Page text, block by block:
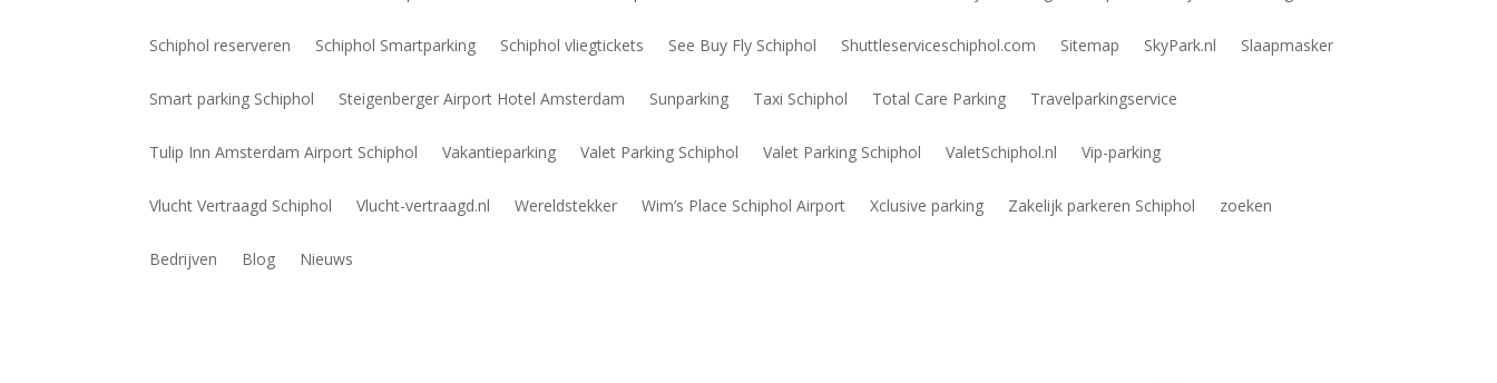
Schiphol reserveren Schiphol Smartparking Schiphol vliegtickets See Buy Fly Schiphol Shuttleserviceschiphol.com Sitemap SkyPark.nl Slaapmasker
Smart parking Schiphol Steigenberger Airport Hotel Amsterdam Sunparking Taxi Schiphol Total Care Parking Travelparkingservice
Tulip Inn Amsterdam Airport Schiphol Vakantieparking Valet Parking Schiphol Valet Parking Schiphol ValetSchiphol.nl Vip-parking
Vlucht Vertraagd Schiphol Vlucht-vertraagd.nl Wereldstekker Wim’s Place Schiphol Airport Xclusive parking Zakelijk parkeren Schiphol zoeken
Bedrijven Blog Nieuws